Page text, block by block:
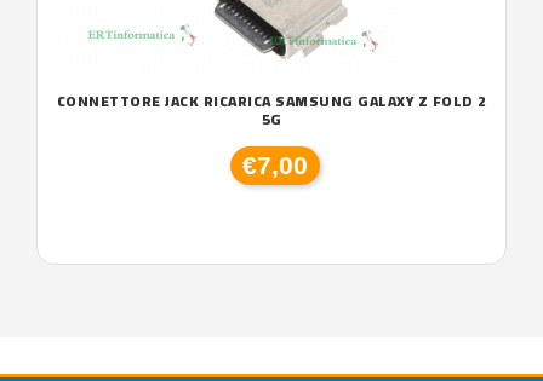
CONNETTORE JACK RICARICA SAMSUNG GALAXY Z FOLD 2
5G
€7,00